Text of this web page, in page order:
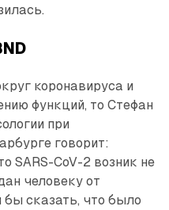
коронавируса и
функций, то Стефан
при
говорит:
SARS-CoV-2 возник не
человеку от
бы сказать, что было